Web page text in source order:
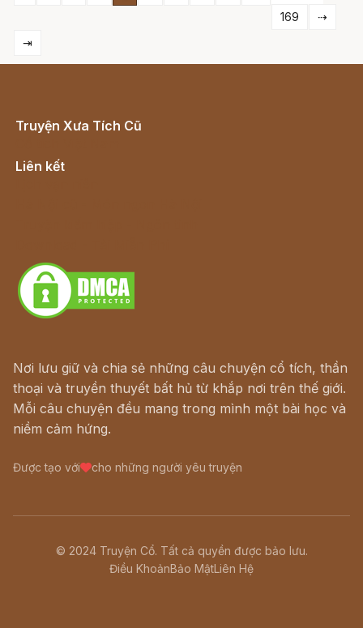
169
⇢
⇥
Truyện Xưa Tích Cũ
Liên kết
Nơi lưu giữ và chia sẻ những câu chuyện cổ tích, thần
thoại và truyền thuyết bất hủ từ khắp nơi trên thế giới.
Mỗi câu chuyện đều mang trong mình một bài học và
niềm cảm hứng.
Được tạo với cho những người yêu truyện
© 2024 Truyện Cổ. Tất cả quyền được bảo lưu.
Điều KhoảnBảo MậtLiên Hệ